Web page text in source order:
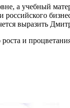
а учебный
российского
выразить
и